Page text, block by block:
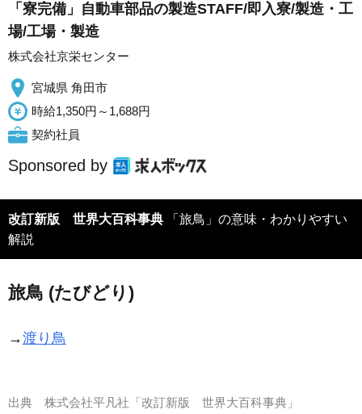
「寮完備」自動車部品の製造STAFF/即入寮/製造・工
場/工場・製造
株式会社京栄センター
宮城県 角田市
時給1,350円～1,688円
契約社員
Sponsored by
改訂新版 世界大百科事典 「旅鳥」の意味・わかりやすい
解説
旅鳥 (たびどり)
→渡り鳥
出典 株式会社平凡社「改訂新版 世界大百科事典」